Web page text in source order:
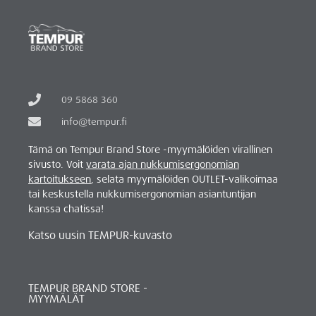
09 5868 360
info@tempur.fi
Tämä on Tempur Brand Store -myymälöiden virallinen
sivusto. Voit varata ajan nukkumisergonomian
kartoitukseen, selata myymälöiden OUTLET-valikoimaa
tai keskustella nukkumisergonomian asiantuntijan
kanssa chatissa!
Katso uusin TEMPUR-kuvasto
TEMPUR BRAND STORE -
MYYMÄLÄT